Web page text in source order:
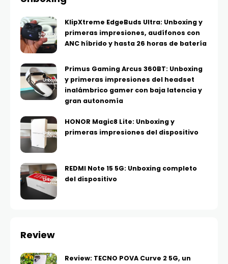
KlipXtreme EdgeBuds Ultra: Unboxing y
primeras impresiones, audífonos con
ANC híbrido y hasta 26 horas de batería
Primus Gaming Arcus 360BT: Unboxing
y primeras impresiones del headset
inalámbrico gamer con baja latencia y
gran autonomía
HONOR Magic8 Lite: Unboxing y
primeras impresiones del dispositivo
REDMI Note 15 5G: Unboxing completo
del dispositivo
Review
Review: TECNO POVA Curve 2 5G, un